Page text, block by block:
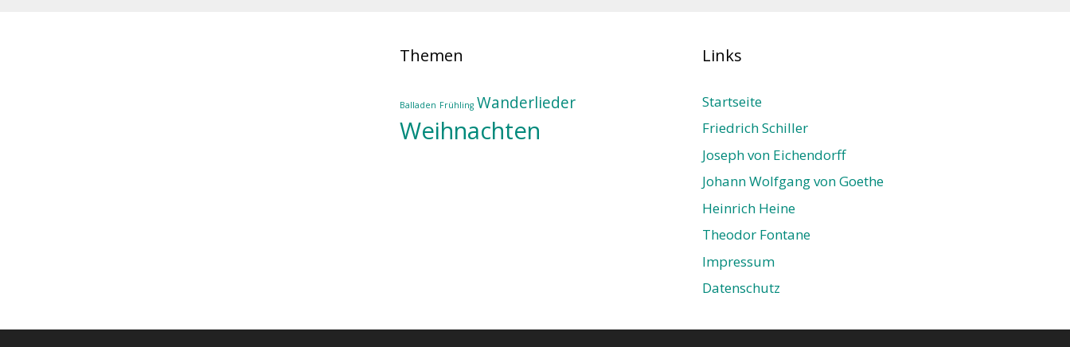
Themen
Balladen Frühling Wanderlieder
Weihnachten
Links
Startseite
Friedrich Schiller
Joseph von Eichendorff
Johann Wolfgang von Goethe
Heinrich Heine
Theodor Fontane
Impressum
Datenschutz­